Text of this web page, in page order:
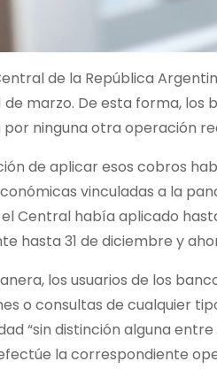
de la República
de marzo. De esta forma,
ninguna otra operación
de aplicar esos cobros
vinculadas a la
Central había aplicado
hasta 31 de diciembre y
los usuarios de los
o consultas de cualquier
“sin distinción alguna
la correspondiente